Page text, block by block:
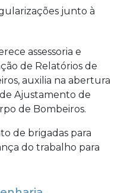
assessoria e
de Relatórios de
auxilia na abertura
Ajustamento de
de Bombeiros.
de brigadas para
do trabalho para